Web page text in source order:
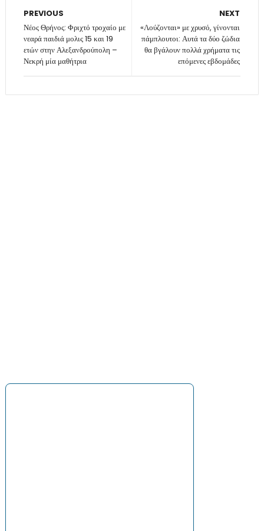
NEXT
«Λούζονται» με χρυσό, γίνονται
πάμπλουτοι: Αυτά τα δύο ζώδια
θα βγάλουν πολλά χρήματα τις
επόμενες εβδομάδες
PREVIOUS
Νέος Θρήνος: Φριχτό τροχαίο με
νεαρά παιδιά μολις 15 και 19
ετών στην Αλεξανδρούπολη –
Νεκρή μία μαθήτρια